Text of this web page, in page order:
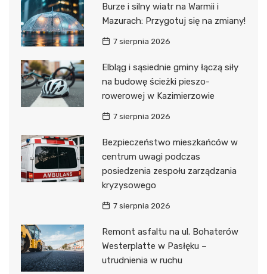
Burze i silny wiatr na Warmii i
Mazurach: Przygotuj się na zmiany!
7 sierpnia 2026
Elbląg i sąsiednie gminy łączą siły
na budowę ścieżki pieszo-
rowerowej w Kazimierzowie
7 sierpnia 2026
Bezpieczeństwo mieszkańców w
centrum uwagi podczas
posiedzenia zespołu zarządzania
kryzysowego
7 sierpnia 2026
Remont asfaltu na ul. Bohaterów
Westerplatte w Pasłęku –
utrudnienia w ruchu